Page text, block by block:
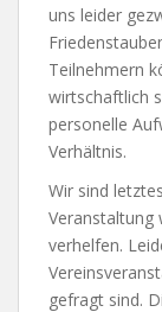
uns leider
Teilnehmern
wirtschaftlich
personelle
Verhältnis.
Wir sind
Veranstaltung
verhelfen.
gefragt sind.